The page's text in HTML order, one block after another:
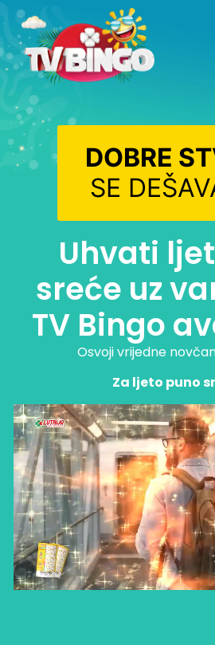
DOBRE
SE
Uhvati
sreće uz
TV Bingo
Osvoji vrijedne
Za ljeto puno